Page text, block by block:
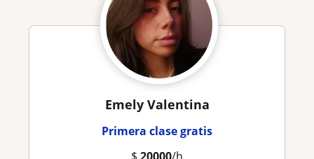
Emely Valentina
Primera clase gratis